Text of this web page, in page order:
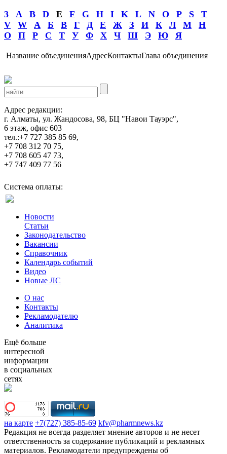
3 A B D E F G H I K L N O P S
T
V
W А Б В Г Д Е Ж З И К Л М
Н
О
П Р С Т У Ф Х Ч Ш Э Ю Я
Название объединенияАдресКонтактыГлава объединения
Адрес редакции:
г. Алматы, ул. Жандосова, 98, БЦ "Навои Тауэрс",
6 этаж, офис 603
тел.:+7 727 385 85 69,
+7 708 312 70 75,
+7 708 605 47 73,
+7 747 409 77 56
Система оплаты:
Новости
Статьи
Законодательство
Вакансии
Справочник
Календарь событий
Видео
Новые ЛС
О нас
Контакты
Рекламодателю
Аналитика
Ещё больше
интересной
информации
в социальных
сетях
на карте +7(727) 385-85-69 kfv@pharmnews.kz
Редакция не всегда разделяет мнение авторов и не несет
ответственность за содержание публикаций и рекламных
материалов. Рекламодатели предупреждены об